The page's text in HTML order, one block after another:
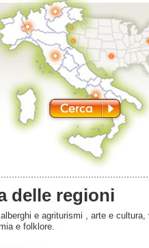
delle regioni
e agriturismi , arte e cultura,
e folklore.